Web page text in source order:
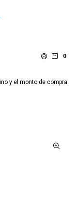
0
y el monto de compra